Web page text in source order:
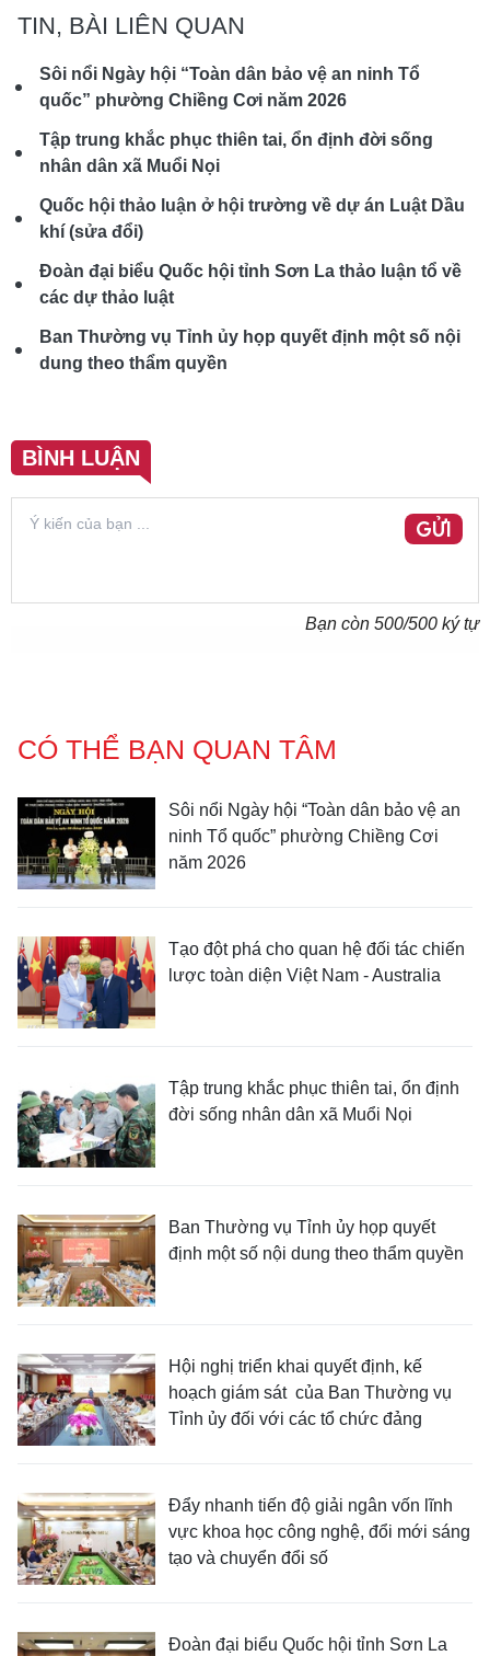
TIN, BÀI LIÊN QUAN
Sôi nổi Ngày hội “Toàn dân bảo vệ an ninh Tổ
quốc” phường Chiềng Cơi năm 2026
Tập trung khắc phục thiên tai, ổn định đời sống
nhân dân xã Muổi Nọi
Quốc hội thảo luận ở hội trường về dự án Luật Dầu
khí (sửa đổi)
Đoàn đại biểu Quốc hội tỉnh Sơn La thảo luận tổ về
các dự thảo luật
Ban Thường vụ Tỉnh ủy họp quyết định một số nội
dung theo thẩm quyền
BÌNH LUẬN
GỬI
Bạn còn 500/500 ký tự
CÓ THỂ BẠN QUAN TÂM
Sôi nổi Ngày hội “Toàn dân bảo vệ an
ninh Tổ quốc” phường Chiềng Cơi
năm 2026
Tạo đột phá cho quan hệ đối tác chiến
lược toàn diện Việt Nam - Australia
Tập trung khắc phục thiên tai, ổn định
đời sống nhân dân xã Muổi Nọi
Ban Thường vụ Tỉnh ủy họp quyết
định một số nội dung theo thẩm quyền
Hội nghị triển khai quyết định, kế
hoạch giám sát của Ban Thường vụ
Tỉnh ủy đối với các tổ chức đảng
Đẩy nhanh tiến độ giải ngân vốn lĩnh
vực khoa học công nghệ, đổi mới sáng
tạo và chuyển đổi số
Đoàn đại biểu Quốc hội tỉnh Sơn La